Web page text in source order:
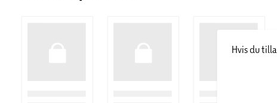
Hvis du